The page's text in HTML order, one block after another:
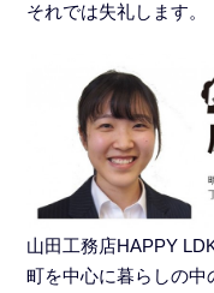
それでは失礼します。
山田工務店HAPPY
町を中心に暮らしの中